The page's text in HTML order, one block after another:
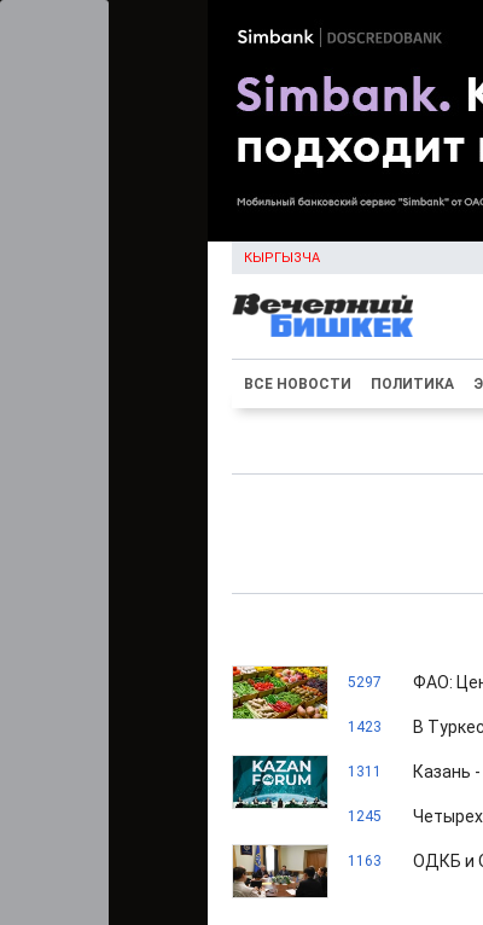
КЫРГЫЗЧА
ВСЕ НОВОСТИ ПОЛИТИКА
5297 ФАО:
1423 В
1311 Казань
1245
1163 ОДКБ и